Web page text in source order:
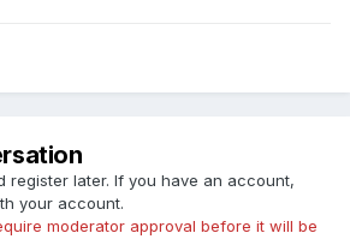
register later. If you have an account,
your account.
moderator approval before it will be